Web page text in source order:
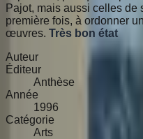
Pajot, mais aussi celles de
première fois, à ordonner
œuvres. Très bon état
Auteur
Éditeur
Anthèse
Année
1996
Catégorie
Arts